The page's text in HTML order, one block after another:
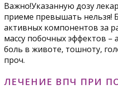
Важно!Указанную дозу
приеме превышать нельзя!
активных компонентов за
массу побочных эффектов –
боль в животе, тошноту,
проч.
ЛЕЧЕНИЕ ВПЧ ПРИ